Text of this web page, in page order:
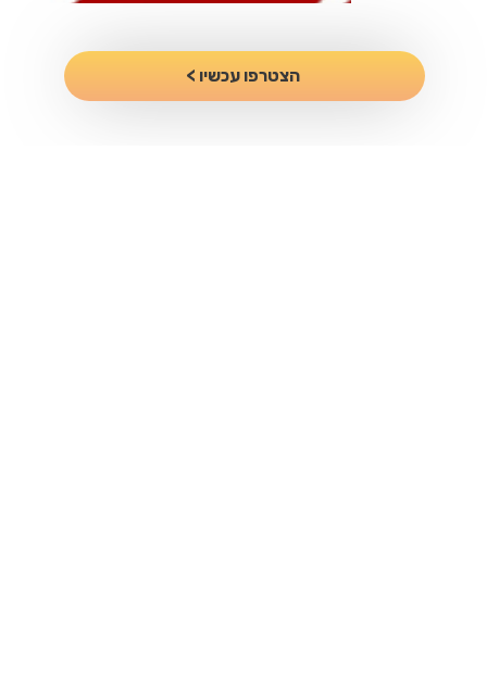
הצטרפו עכשיו >